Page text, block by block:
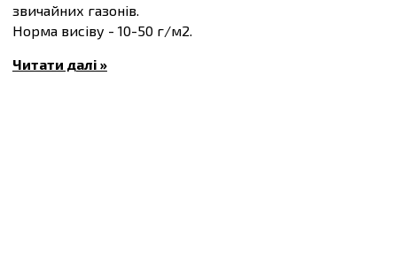
звичайних газонів.
Норма висіву - 10-50 г/м2.
багаторічна 25%; Пажитниця багаторічна 25%;
Читати далі »